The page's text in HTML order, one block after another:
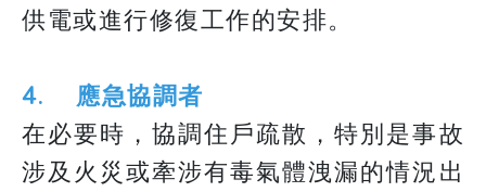
供電或進行修復工作的安排。
4. 應急協調者
在必要時，協調住戶疏散，特別是事故
涉及火災或牽涉有毒氣體洩漏的情況出